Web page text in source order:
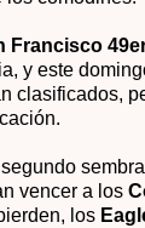
Francisco
y este
clasificados,
vencer a los
los